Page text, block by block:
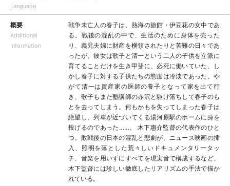
Language
概要
Additional
Information
戦争未亡人の春子は、熱海の旅館・伊豆花の女中であ
る。戦後の混乱の中で、生活のために身体を売った
り、義兄夫婦に財産を横領されたりと苦難の日々であ
ったが、彼女は歌子と清一という二人の子供を立派に
育てることだけを生き甲斐に、必死に働いていた。し
かし春子に対する子供たちの態度は冷淡であった。や
がて清一は資産家の医師の養子となって家を出て行
き、歌子もまた塾講師の赤沢と駆け落ちして春子のも
とを去ってしまう。何もかもを失ってしまった春子は
絶望し、列車が近づいてくる湯河原駅のホームに身を
投げるのであった……。 木下惠介監督の代表作のひと
つ。敗戦後の日本の混乱と悲劇が、ニュース映画の挿
入、照明を落とした荒々しいドキュメンタリータッ
チ、音楽を用いずにすべてを現実音で構成するなど、
木下監督には珍しい徹底したリアリズムの手法で描か
れている。